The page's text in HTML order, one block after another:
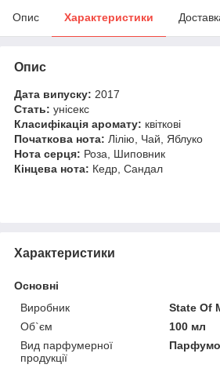
Опис Характеристики
Опис
Дата випуску: 2017
Стать: унісекс
Класифікація аромату: квіткові
Початкова нота: Лілію, Чай, Яблуко
Нота серця: Роза, Шиповник
Кінцева нота: Кедр, Сандал
Характеристики
Основні
Виробник
State Of
Об`єм
100 мл
Вид парфумерної
продукції